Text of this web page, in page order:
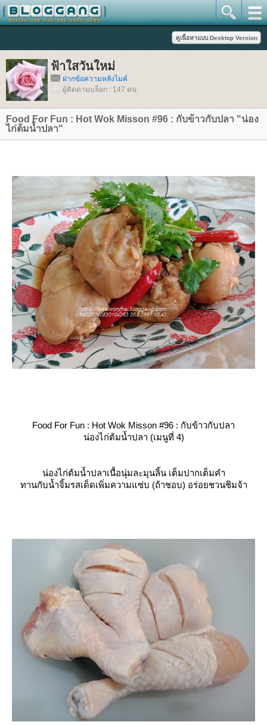
ฟ้าใสวันใหม่
ฝากข้อความหลังไมค์
ผู้ติดตามบล็อก : 147 คน
Food For Fun : Hot Wok Misson #96 : กับข้าวกับปลา "น่อง
ไก่ต้มน้ำปลา"
Food For Fun : Hot Wok Misson #96 : กับข้าวกับปลา
น่องไก่ต้มน้ำปลา (เมนูที่ 4)
น่องไก่ต้มน้ำปลาเนื้อนุ่มละมุนลิ้น เต็มปากเต็มคำ
ทานกับน้ำจิ้มรสเด็ดเพิ่มความแซ่บ (ถ้าชอบ) อร่อยชวนชิมจ้า